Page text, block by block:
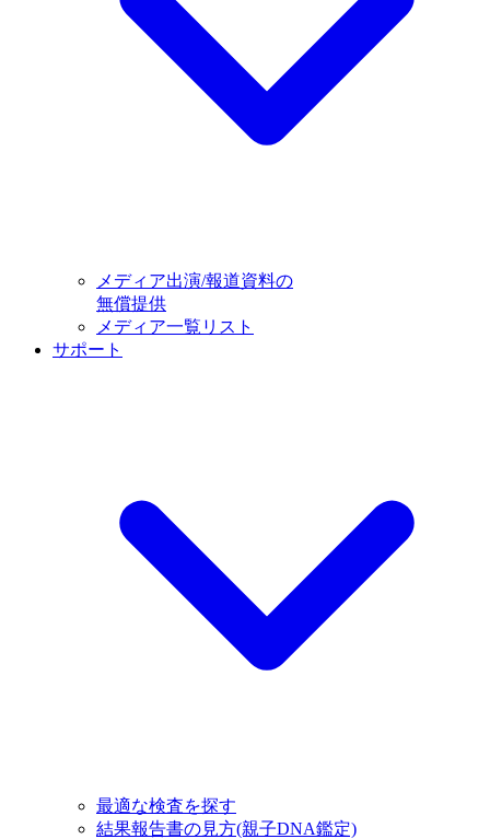
メディア出演/報道資料の
無償提供
メディア一覧リスト
サポート
最適な検査を探す
結果報告書の見方(親子DNA鑑定)